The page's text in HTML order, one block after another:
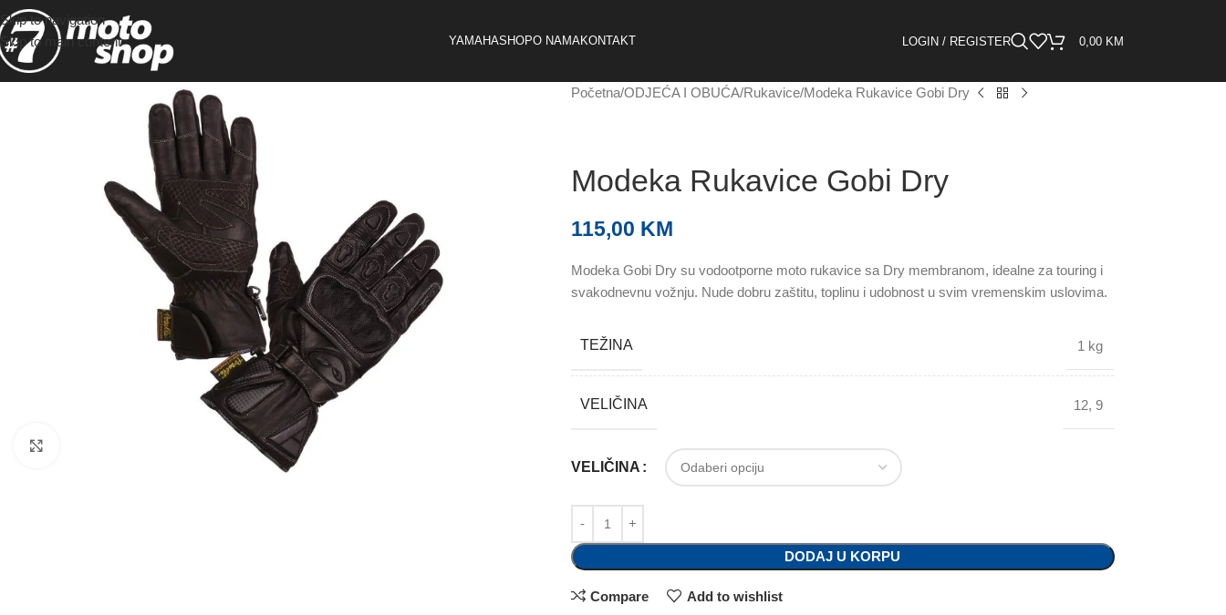
Skip to navigation
Skip to main content
YAMAHASHOPO NAMAKONTAKT LOGIN / REGISTER 0,00 KM
Početna ODJEĆA I OBUĆA Rukavice Modeka Rukavice Gobi Dry
Modeka Rukavice Gobi Dry
115,00 KM
Modeka Gobi Dry su vodootporne moto rukavice sa Dry membranom, idealne za touring i
svakodnevnu vožnju. Nude dobru zaštitu, toplinu i udobnost u svim vremenskim uslovima.
TEŽINA 1 kg
VELIČINA 12, 9
VELIČINA
DODAJ U KORPU
Compare Add to wishlist